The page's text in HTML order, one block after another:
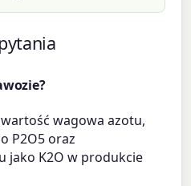
wagowa azotu,
P2O5 oraz
jako K2O w produkcie